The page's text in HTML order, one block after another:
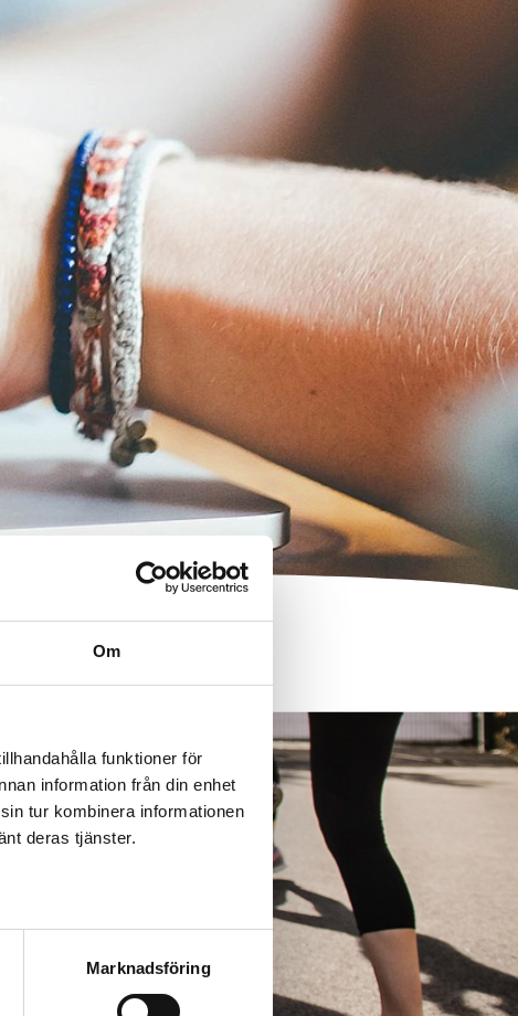
Om
funktioner för
information från din enhet
tur kombinera informationen
deras tjänster.
Marknadsföring